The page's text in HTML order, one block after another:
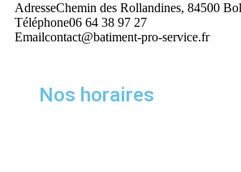
AdresseChemin des Rollandines, 84500
Téléphone06 64 38 97 27
Emailcontact@batiment-pro-service.fr
Nos horaires